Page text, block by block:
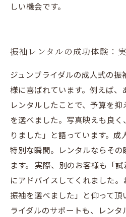
しい機会です。
振袖レンタルの成功体験：
ジュンブライダルの成人式の
様に喜ばれています。例えば、
レンタルしたことで、予算を
を選べました。写真映えも良
りました」と語っています。
特別な瞬間。レンタルならそ
ます。 実際、別のお客様も「
にアドバイスしてくれました
振袖を選べました」と仰って頂
ライダルのサポートも、レン